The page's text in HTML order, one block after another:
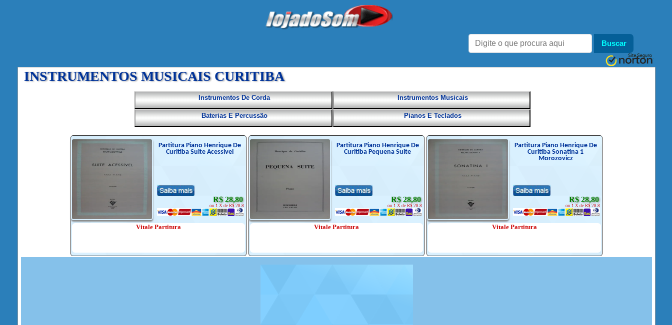
INSTRUMENTOS MUSICAIS CURITIBA
Instrumentos De Corda Instrumentos Musicais
Baterias E Percussão Pianos E Teclados
Partitura Piano Henrique De
Curitiba Suite Acessivel
R$ 28,80
ou 1 X de R$ 28.8
Vitale Partitura
Partitura Piano Henrique De
Curitiba Pequena Suite
R$ 28,80
ou 1 X de R$ 28.8
Vitale Partitura
Partitura Piano Henrique De
Curitiba Sonatina 1
Morozovicz
R$ 28,80
ou 1 X de R$ 28.8
Vitale Partitura